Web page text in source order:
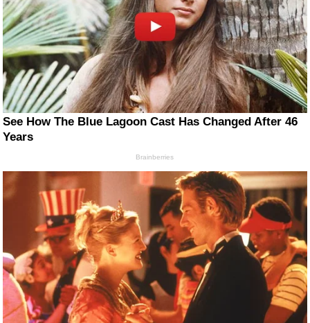
See How The Blue Lagoon Cast Has Changed After 46
Years
Brainberries